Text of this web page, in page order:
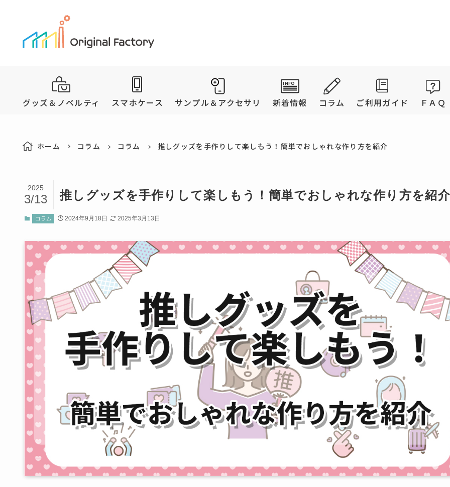
グッズ＆ノベルティ スマホケース サンプル＆アクセサリ 新着情報 コラム ご利用ガイド ＦＡＱ
ホーム コラム コラム 推しグッズを手作りして楽しもう！簡単でおしゃれな作り方を紹介
推しグッズを手作りして楽しもう！簡単でおしゃれな作り方を紹介
2025
3/13
コラム 2024年9月18日 2025年3月13日